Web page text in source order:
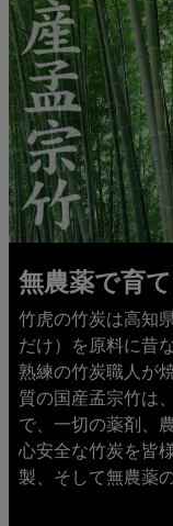
無農薬で育
竹虎の竹炭は高知
だけ）を原料に昔
熟練の竹炭職人が
質の国産孟宗竹は
で、一切の薬剤、
心安全な竹炭を皆
製、そして無農薬